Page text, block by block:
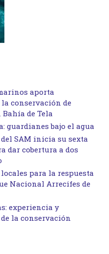
aporta
conservación de
de Tela
guardianes bajo el agua
SAM inicia su sexta
dar cobertura a dos
para la respuesta
Nacional Arrecifes de
experiencia y
la conservación